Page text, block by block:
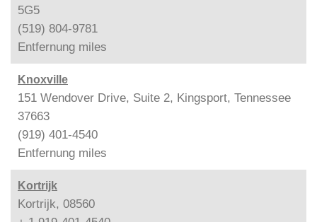
5G5
(519) 804-9781
Entfernung miles
Knoxville
151 Wendover Drive, Suite 2, Kingsport, Tennessee
37663
(919) 401-4540
Entfernung miles
Kortrijk
Kortrijk, 08560